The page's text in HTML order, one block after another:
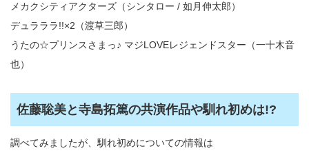
メカクシティアクターズ（シンタロー / 如月伸太郎）
デュラララ!!×2（渡草三郎）
うたの☆プリンスさまっ♪ マジLOVEレジェンドスター（一十木音
也）
佐藤聡美と寺島拓篤の共演作品や馴れ初めは!?
調べてみましたが、馴れ初めについての情報は